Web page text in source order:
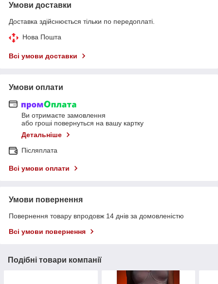
Умови доставки
Доставка здійснюється тільки по передоплаті.
Нова Пошта
Всі умови доставки
Умови оплати
Ви отримаєте замовлення
або гроші повернуться на вашу картку
Детальніше
Післяплата
Всі умови оплати
Умови повернення
Повернення товару впродовж 14 днів за домовленістю
Всі умови повернення
Подібні товари компанії